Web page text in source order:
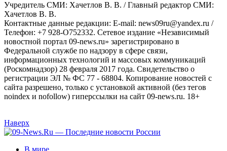
Учредитель СМИ: Хaчeтлoв B. B. / Главный редактор СМИ:
Хaчeтлoв B. B.
Контактные данные редакции: E-mail: news09ru@yandex.ru /
Телефон: +7 928-O752332. Сетевое издание «Независимый
новостной портал 09-news.ru» зарегистрировано в
Федеральной службе по надзору в сфере связи,
информационных технологий и массовых коммуникаций
(Роскомнадзор) 28 февраля 2017 года. Свидетельство о
регистрации ЭЛ № ФС 77 - 68804. Копирование новостей с
сайта разрешено, только с установкой активной (без тегов
noindex и nofollow) гиперссылки на сайт 09-news.ru. 18+
Наверх